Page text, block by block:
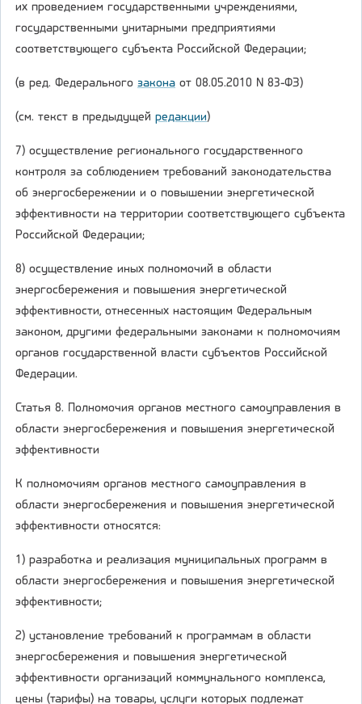
их проведением государственными учреждениями,
государственными унитарными предприятиями
соответствующего субъекта Российской Федерации;
(в ред. Федерального закона от 08.05.2010 N 83-ФЗ)
(см. текст в предыдущей редакции)
7) осуществление регионального государственного
контроля за соблюдением требований законодательства
об энергосбережении и о повышении энергетической
эффективности на территории соответствующего субъекта
Российской Федерации;
8) осуществление иных полномочий в области
энергосбережения и повышения энергетической
эффективности, отнесенных настоящим Федеральным
законом, другими федеральными законами к полномочиям
органов государственной власти субъектов Российской
Федерации.
Статья 8. Полномочия органов местного самоуправления в
области энергосбережения и повышения энергетической
эффективности
К полномочиям органов местного самоуправления в
области энергосбережения и повышения энергетической
эффективности относятся:
1) разработка и реализация муниципальных программ в
области энергосбережения и повышения энергетической
эффективности;
2) установление требований к программам в области
энергосбережения и повышения энергетической
эффективности организаций коммунального комплекса,
цены (тарифы) на товары, услуги которых подлежат